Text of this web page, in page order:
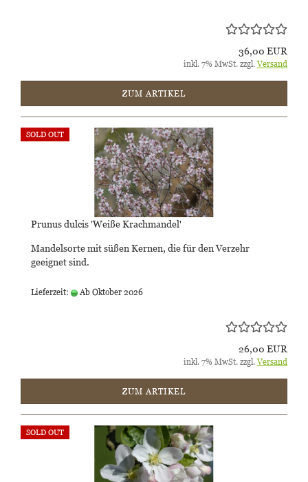
36,00 EUR
inkl. 7% MwSt. zzgl.Versand
ZUM ARTIKEL
SOLD OUT
Prunus dulcis 'Weiße Krachmandel'
Mandelsorte mit süßen Kernen, die für den Verzehr
geeignet sind.
Lieferzeit: Ab Oktober 2026
26,00 EUR
inkl. 7% MwSt. zzgl.Versand
ZUM ARTIKEL
SOLD OUT